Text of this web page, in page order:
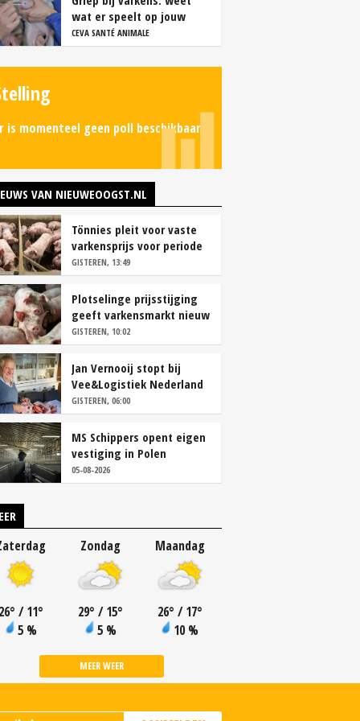
wat er speelt op jouw
bedrijf
CEVA SANTÉ ANIMALE
is momenteel geen poll beschikbaar.
VAN NIEUWEOOGST.NL
Tönnies pleit voor vaste
varkensprijs voor periode
van zes maanden
GISTEREN, 13:49
Plotselinge prijsstijging
geeft varkensmarkt nieuw
perspectief
GISTEREN, 10:02
Jan Vernooij stopt bij
Vee&Logistiek Nederland
GISTEREN, 06:00
MS Schippers opent eigen
vestiging in Polen
05-08-2026
° / 11°
5 %
Zondag
29° / 15°
5 %
Maandag
26° / 17°
10 %
MEER WEER